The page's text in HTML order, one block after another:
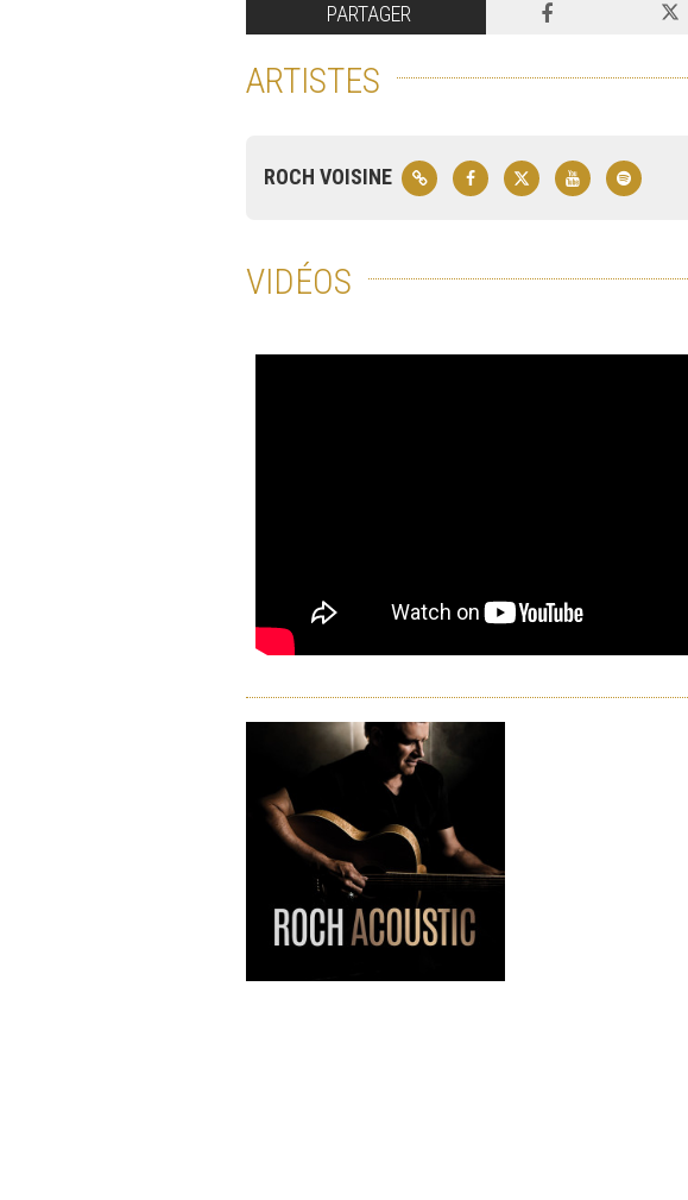
PARTAGER
ARTISTES
ROCH VOISINE
VIDÉOS